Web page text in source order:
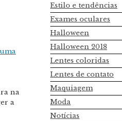
na
a
Estilo e tendências
Exames oculares
Halloween
Halloween 2018
Lentes coloridas
Lentes de contato
Maquiagem
Moda
Notícias